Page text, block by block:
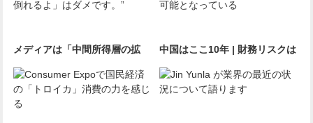
メディアは「中間所得層の拡
大」に注目”：「押し上げたら
倒れるよ」はダメです。”
中国はここ10年 | 財務リスクは
概ね収束しており、概ね制御可
能となっている